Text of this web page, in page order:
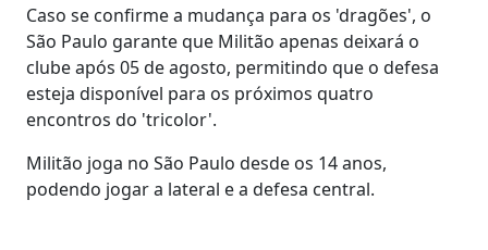
Caso se confirme a mudança para os 'dragões', o
São Paulo garante que Militão apenas deixará o
clube após 05 de agosto, permitindo que o defesa
esteja disponível para os próximos quatro
encontros do 'tricolor'.
Militão joga no São Paulo desde os 14 anos,
podendo jogar a lateral e a defesa central.